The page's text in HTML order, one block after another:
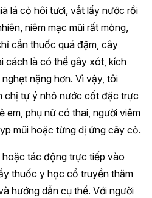
lá cỏ hôi tươi, vắt lấy nước rồi
niêm mạc mũi rất mỏng,
cần thuốc quá đậm, cây
cách là có thể gây xót, kích
nặng hơn. Vì vậy, tôi
chị tự ý nhỏ nước cốt đặc trực
em, phụ nữ có thai, người viêm
mũi hoặc từng dị ứng cây cỏ.
hoặc tác động trực tiếp vào
thuốc y học cổ truyền thăm
hướng dẫn cụ thể. Với người